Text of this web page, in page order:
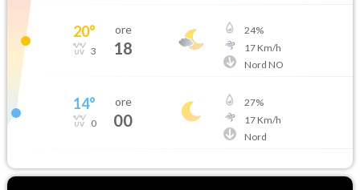
20°
3
ore
18
24%
17Km/h
Nord NO
14°
0
ore
00
27%
17Km/h
Nord